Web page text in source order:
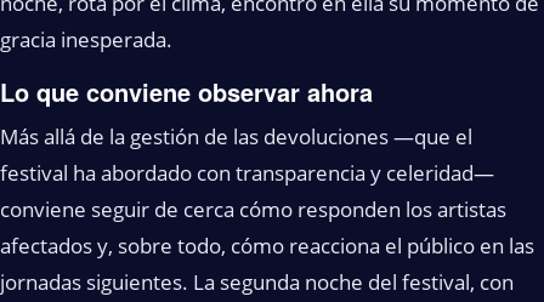
gracia inesperada.
Lo que conviene observar ahora
Más allá de la gestión de las devoluciones —que el
festival ha abordado con transparencia y celeridad—
conviene seguir de cerca cómo responden los artistas
afectados y, sobre todo, cómo reacciona el público en las
jornadas siguientes. La segunda noche del festival, con